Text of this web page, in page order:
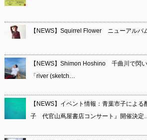
【NEWS】Squirrel Flower ニューアルバ
【NEWS】Shimon Hoshino 千曲川で閃
「river (sketch…
【NEWS】イベント情報：青葉市子によ
子 代官山蔦屋書店コンサート』開催決定